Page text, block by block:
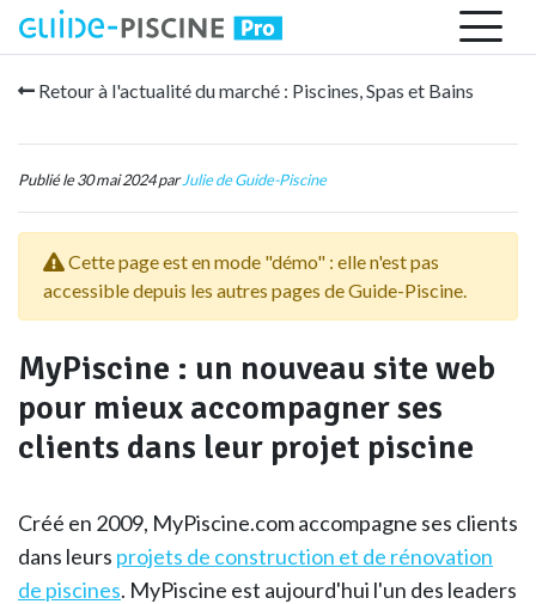
Retour à l'actualité du marché : Piscines, Spas et Bains
Publié le 30 mai 2024 parJulie de Guide-Piscine
Cette page est en mode "démo" : elle n'est pas
accessible depuis les autres pages de Guide-Piscine.
MyPiscine : un nouveau site web
pour mieux accompagner ses
clients dans leur projet piscine
Créé en 2009, MyPiscine.com accompagne ses clients
dans leurs projets de construction et de rénovation
de piscines. MyPiscine est aujourd'hui l'un des leaders